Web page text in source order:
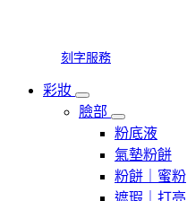
刻字服務
彩妝
臉部
粉底液
氣墊粉餅
粉餅｜蜜粉
遮瑕｜打亮